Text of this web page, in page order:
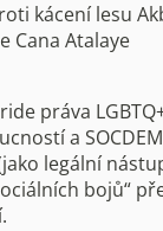
kácení lesu
Cana Atalaye
práva
a
legální
bojů“